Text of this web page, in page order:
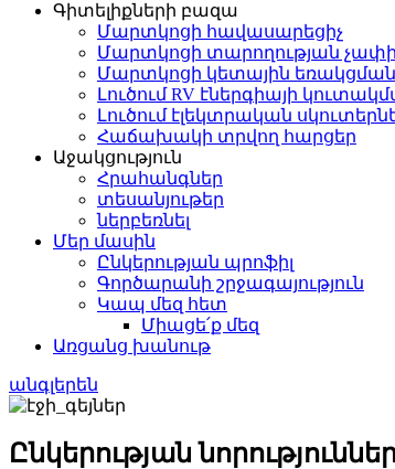
Գիտելիքների բազա
Մարտկոցի հավասարեցիչ
Մարտկոցի տարողության
Մարտկոցի կետային
Լուծում RV էներգիայի
Լուծում էլեկտրական
Հաճախակի տրվող հարցեր
Աջակցություն
Հրահանգներ
տեսանյութեր
ներբեռնել
Մեր մասին
Ընկերության պրոֆիլ
Գործարանի շրջագայություն
Կապ մեզ հետ
Միացե՛ք մեզ
Առցանց խանութ
անգլերեն
Ընկերության